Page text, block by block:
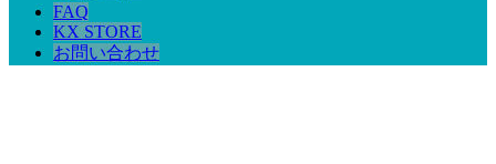
FAQ
KX STORE
お問い合わせ